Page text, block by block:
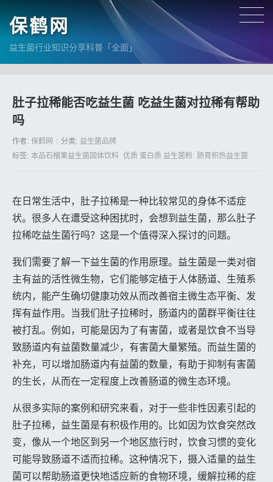
保鹤网
益生菌行业知识分享科普「全面」
肚子拉稀能否吃益生菌 吃益生菌对拉稀有帮助
吗
作者: 保鹤网 分类: 益生菌品牌
标签: 本品石榴果益生菌固体饮料 优质 蛋白质 益生菌粉 肠胃积热益生菌
在日常生活中，肚子拉稀是一种比较常见的身体不适症
状。很多人在遭受这种困扰时，会想到益生菌，那么肚子
拉稀吃益生菌行吗？这是一个值得深入探讨的问题。
我们需要了解一下益生菌的作用原理。益生菌是一类对宿
主有益的活性微生物，它们能够定植于人体肠道、生殖系
统内，能产生确切健康功效从而改善宿主微生态平衡、发
挥有益作用。当我们肚子拉稀时，肠道内的菌群平衡往往
被打乱。例如，可能是因为了有害菌，或者是饮食不当导
致肠道内有益菌数量减少，有害菌大量繁殖。而益生菌的
补充，可以增加肠道内有益菌的数量，有助于抑制有害菌
的生长，从而在一定程度上改善肠道的微生态环境。
从很多实际的案例和研究来看，对于一些非性因素引起的
肚子拉稀，益生菌是有积极作用的。比如因为饮食突然改
变，像从一个地区到另一个地区旅行时，饮食习惯的变化
可能导致肠道不适而拉稀。这种情况下，摄入适量的益生
菌可以帮助肠道更快地适应新的食物环境，缓解拉稀的症